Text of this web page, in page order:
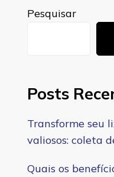
Pesquisar
Posts
Transforme seu
valiosos: coleta
Quais os